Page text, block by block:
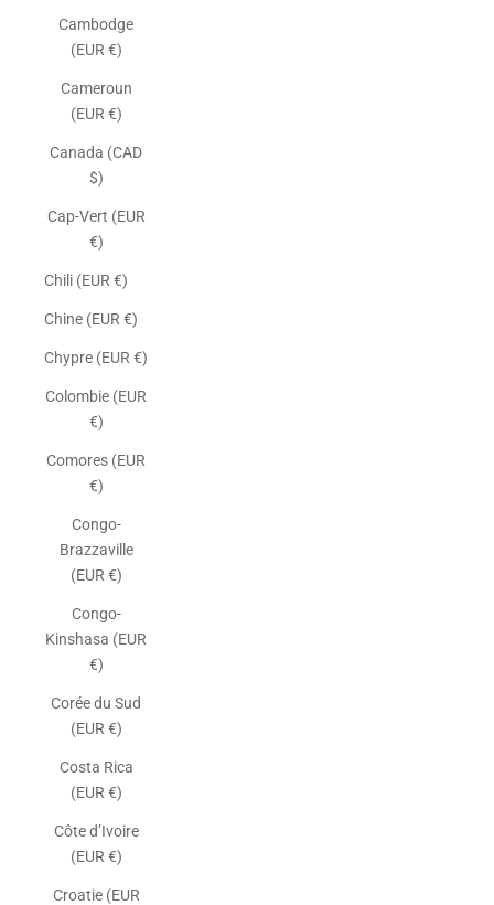
Cambodge
(EUR €)
Cameroun
(EUR €)
Canada (CAD
$)
Cap-Vert (EUR
€)
Chili (EUR €)
Chine (EUR €)
Chypre (EUR €)
Colombie (EUR
€)
Comores (EUR
€)
Congo-
Brazzaville
(EUR €)
Congo-
Kinshasa (EUR
€)
Corée du Sud
(EUR €)
Costa Rica
(EUR €)
Côte d’Ivoire
(EUR €)
Croatie (EUR